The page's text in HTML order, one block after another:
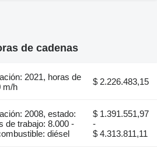
de cadenas
2021, horas de
m/h
$ 2.226.483,15
2008, estado:
de trabajo: 8.000 -
diésel
$ 1.391.551,97
-
$ 4.313.811,11